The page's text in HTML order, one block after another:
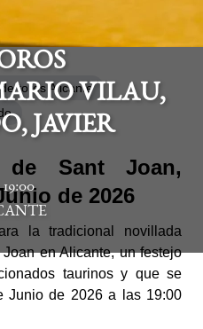
VILAU,
JAVIER
toros Alicante
de Sant Joan,
de 2026
la tradicional novillada
en Alicante, un festejo
taurinos y que se
Junio de 2026 a las 19:00